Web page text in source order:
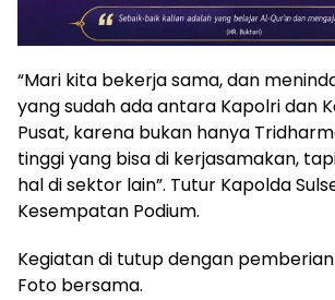
“Mari kita bekerja sama, dan
yang sudah ada antara Kapolri dan
Pusat, karena bukan hanya
tinggi yang bisa di kerjasamakan,
hal di sektor lain”. Tutur Kapolda
Kesempatan Podium.
Kegiatan di tutup dengan
Foto bersama.